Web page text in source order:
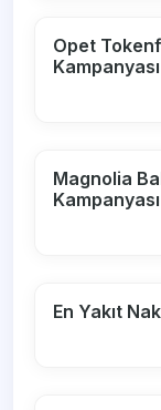
Opet
Kampanyası
Magnolia
Kampanyası
En Yakıt